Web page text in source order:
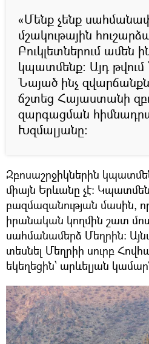
«Մենք չենք
մշակութային
Բուկլետներում ամեն
կպատմենք։ Այդ
Նայած ինչ
ճշտեց Հայաստանի
զարգացման
Խզմալյանը։
Զբոսաշրջիկներին
միայն Երևանը չէ։
բազմազանության մասին,
իրանական կողմին շատ
սահմանամերձ Մեղրին։
տեսնել Մեղրիի սուրբ
եկեղեցին՝ արևելյան